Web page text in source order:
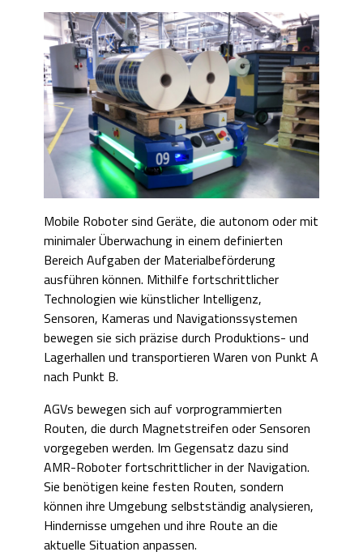
Mobile Roboter sind Geräte, die autonom oder mit
minimaler Überwachung in einem definierten
Bereich Aufgaben der Materialbeförderung
ausführen können. Mithilfe fortschrittlicher
Technologien wie künstlicher Intelligenz,
Sensoren, Kameras und Navigationssystemen
bewegen sie sich präzise durch Produktions- und
Lagerhallen und transportieren Waren von Punkt A
nach Punkt B.
AGVs bewegen sich auf vorprogrammierten
Routen, die durch Magnetstreifen oder Sensoren
vorgegeben werden. Im Gegensatz dazu sind
AMR-Roboter fortschrittlicher in der Navigation.
Sie benötigen keine festen Routen, sondern
können ihre Umgebung selbstständig analysieren,
Hindernisse umgehen und ihre Route an die
aktuelle Situation anpassen.